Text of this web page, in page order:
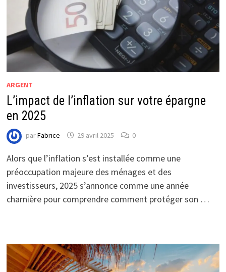
ARGENT
L’impact de l’inflation sur votre épargne
en 2025
parFabrice 29 avril 2025 0
Alors que l’inflation s’est installée comme une
préoccupation majeure des ménages et des
investisseurs, 2025 s’annonce comme une année
charnière pour comprendre comment protéger son …